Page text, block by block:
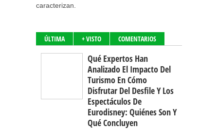
caracterizan.
ÚLTIMA + VISTO COMENTARIOS
Qué Expertos Han
Analizado El Impacto Del
Turismo En Cómo
Disfrutar Del Desfile Y Los
Espectáculos De
Eurodisney: Quiénes Son Y
Qué Concluyen